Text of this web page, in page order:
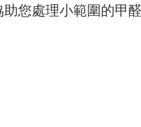
助您處理小範圍的甲